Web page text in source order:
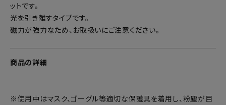
ットです。
光を引き離すタイプです。
磁力が強力なため、お取扱いにご注意ください。
商品の詳細
※使用中はマスク、ゴーグル等適切な保護具を着用し、粉塵が目